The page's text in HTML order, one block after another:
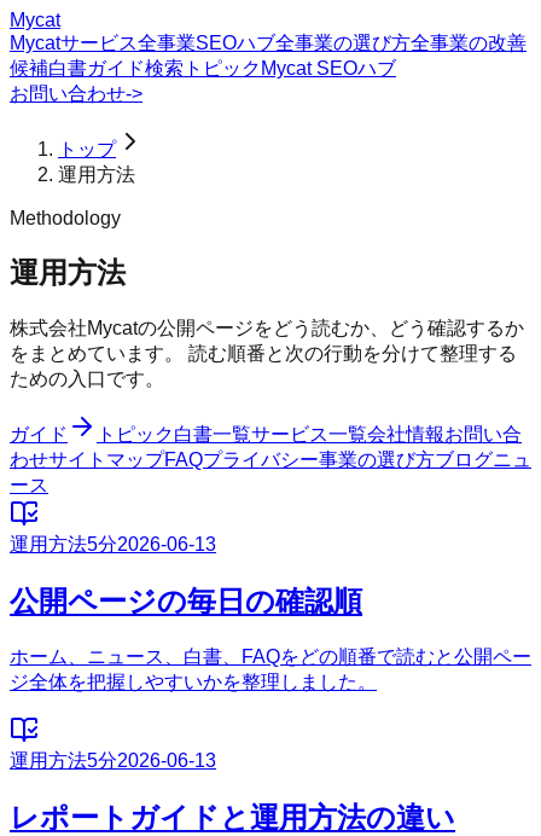
Mycat
Mycatサービス全事業SEOハブ全事業の選び方全事業の改善
候補白書ガイド検索トピック Mycat SEOハブ
お問い合わせ->
トップ
運用方法
Methodology
運用方法
株式会社Mycatの公開ページをどう読むか、どう確認するか
をまとめています。 読む順番と次の行動を分けて整理する
ための入口です。
ガイド トピック白書一覧サービス一覧会社情報お問い合
わせサイトマップFAQプライバシー事業の選び方ブログニュ
ース
運用方法5分2026-06-13
公開ページの毎日の確認順
ホーム、ニュース、白書、FAQをどの順番で読むと公開ペー
ジ全体を把握しやすいかを整理しました。
運用方法5分2026-06-13
レポートガイドと運用方法の違い